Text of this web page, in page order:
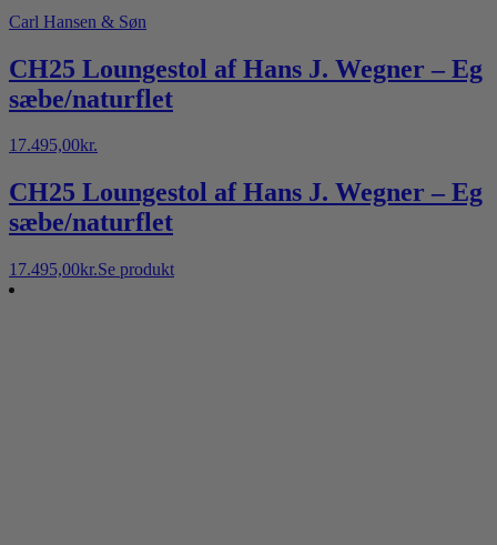
Carl Hansen & Søn
CH25 Loungestol af Hans J. Wegner – Eg
sæbe/naturflet
17.495,00kr.
CH25 Loungestol af Hans J. Wegner – Eg
sæbe/naturflet
17.495,00kr.Se produkt